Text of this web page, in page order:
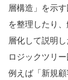
層構造」を示
を整理したり
層化して説明
ロジックツリー
例えば「新規